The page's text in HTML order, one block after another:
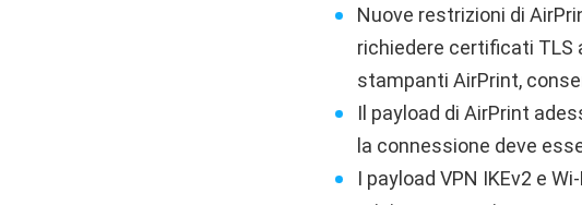
Nuove restrizioni di
richiedere certificati TLS
stampanti AirPrint,
Il payload di AirPrint
la connessione deve
I payload VPN IKEv2 e